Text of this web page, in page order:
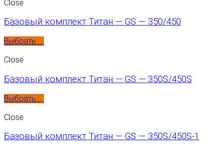
Close
Базовый комплект Титан — GS — 350/450
Выбрать ...
Close
Базовый комплект Титан — GS — 350S/450S
Выбрать ...
Close
Базовый комплект Титан — GS — 350S/450S-1